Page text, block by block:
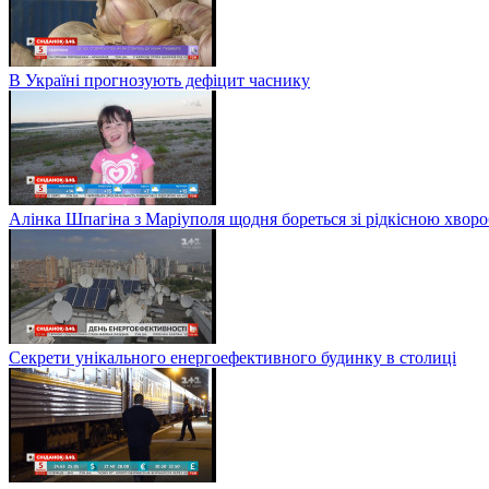
В Україні прогнозують дефіцит часнику
Алінка Шпагіна з Маріуполя щодня бореться зі рідкісною
Секрети унікального енергоефективного будинку в столиці